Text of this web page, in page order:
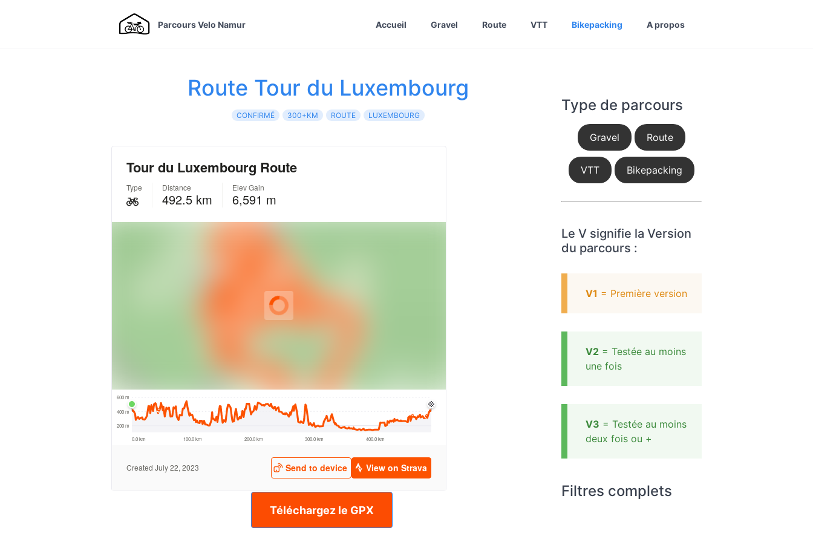
Parcours Velo Namur Accueil Gravel Route VTT Bikepacking A propos
Route Tour du Luxembourg
CONFIRMÉ 300+KM ROUTE LUXEMBOURG
Téléchargez le GPX
Type de parcours
Gravel Route
VTT Bikepacking
Le V signifie la Version
du parcours :
V1 = Première version
V2 = Testée au moins
une fois
V3 = Testée au moins
deux fois ou +
Filtres complets